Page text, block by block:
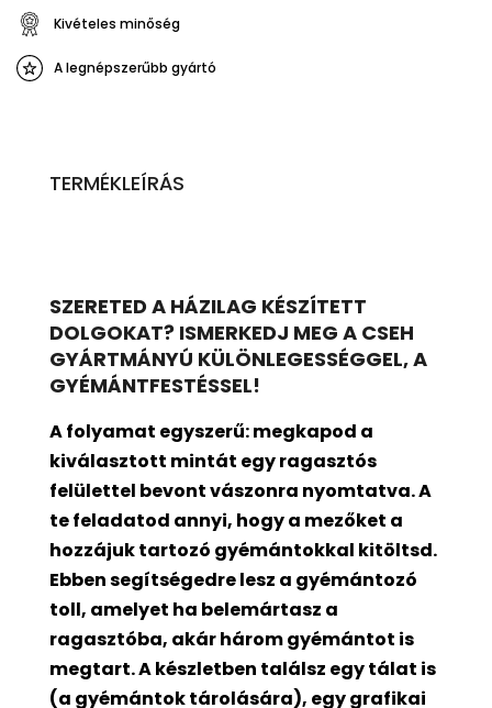
Kivételes minőség
A legnépszerűbb gyártó
TERMÉKLEÍRÁS
SZERETED A HÁZILAG KÉSZÍTETT
DOLGOKAT? ISMERKEDJ MEG A CSEH
GYÁRTMÁNYÚ KÜLÖNLEGESSÉGGEL, A
GYÉMÁNTFESTÉSSEL!
A folyamat egyszerű: megkapod a
kiválasztott mintát egy ragasztós
felülettel bevontvászonra nyomtatva. A
te feladatod annyi, hogy a mezőket a
hozzájuk tartozó gyémántokkal kitöltsd.
Ebben segítségedre lesz a gyémántozó
toll, amelyet ha belemártasz a
ragasztóba, akár három gyémántot is
megtart. A készletben találsz egy tálat is
(a gyémántok tárolására), egy grafikai